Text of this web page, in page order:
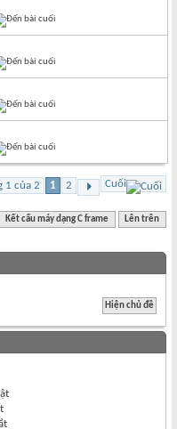
1 của 2 1 2 Cuối
Kết cấu máy dạng C frame Lên trên